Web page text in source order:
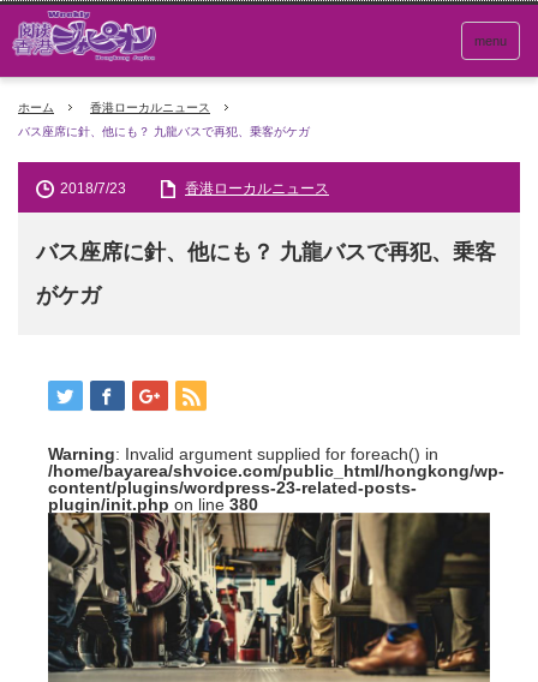
menu
ホーム
香港ローカルニュース
バス座席に針、他にも？ 九龍バスで再犯、乗客がケガ
2018/7/23 香港ローカルニュース
バス座席に針、他にも？ 九龍バスで再犯、乗客
がケガ
Warning: Invalid argument supplied for foreach() in
/home/bayarea/shvoice.com/public_html/hongkong/wp-
content/plugins/wordpress-23-related-posts-
plugin/init.php on line 380